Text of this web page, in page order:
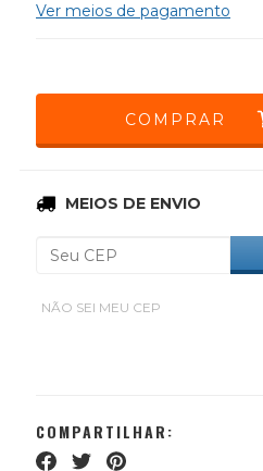
Ver meios de pagamento
MEIOS DE ENVIO
NÃO SEI MEU CEP
COMPARTILHAR: